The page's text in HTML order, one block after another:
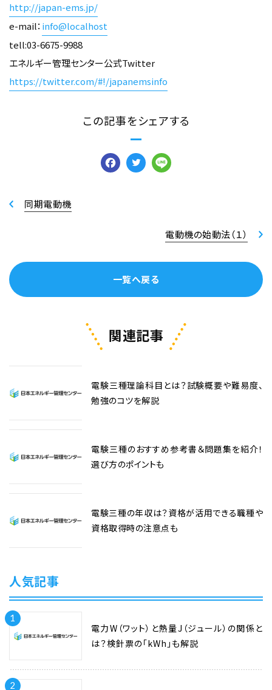
http://japan-ems.jp/
e-mail： info@localhost
tell:03-6675-9988
エネルギー管理センター公式Twitter
https://twitter.com/#!/japanemsinfo
この記事をシェアする
Facebook
Twitter
同期電動機
一覧へ戻る
電動機の始動法（１）
関連記事
電験三種理論科目とは？試験概要や難易度、
勉強のコツを解説
電験三種のおすすめ参考書＆問題集を紹介！
選び方のポイントも
電験三種の年収は？資格が活用できる職種や
資格取得時の注意点も
人気記事
1
電力W（ワット）と熱量J（ジュール）の関係と
は？検針票の「kWh」も解説
2